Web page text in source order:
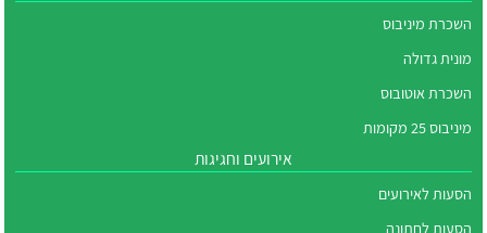
השכרת מיניבוס
מונית גדולה
השכרת אוטובוס
מיניבוס 25 מקומות
אירועים וחגיגות
הסעות לאירועים
הסעות לחתונה